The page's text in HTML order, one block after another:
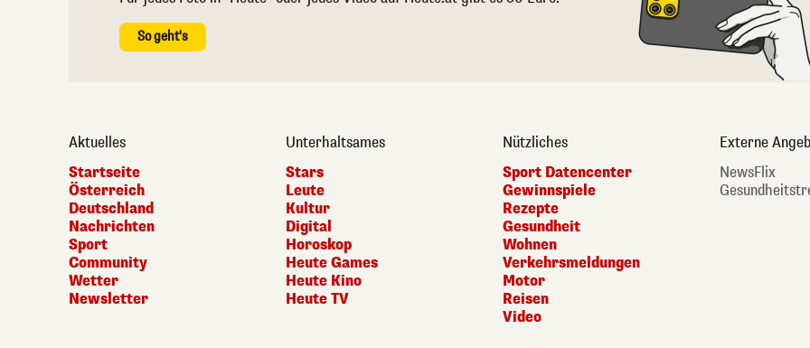
So geht's
Aktuelles
Startseite
Österreich
Deutschland
Nachrichten
Sport
Community
Wetter
Newsletter
Unterhaltsames
Stars
Leute
Kultur
Digital
Horoskop
Heute Games
Heute Kino
Heute TV
Nützliches
Sport Datencenter
Gewinnspiele
Rezepte
Gesundheit
Wohnen
Verkehrsmeldungen
Motor
Reisen
Video
Externe
NewsFlix